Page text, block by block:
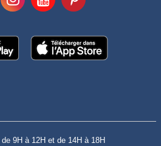
9H à 12H et de 14H à 18H